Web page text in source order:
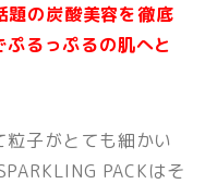
題の炭酸美容を徹底
るっぷるの肌へと
子がとても細かい
PACKはそ